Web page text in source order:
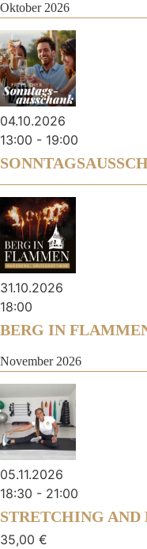
Oktober 2026
04.10.2026
13:00 - 19:00
31.10.2026
18:00
BERG IN
November 2026
05.11.2026
18:30 - 21:00
STRETCHING AND
35,00 €